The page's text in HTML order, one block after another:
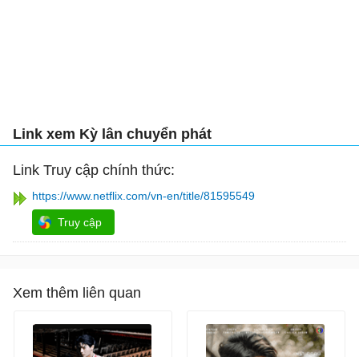
Link xem Kỳ lân chuyển phát
Link Truy cập chính thức:
https://www.netflix.com/vn-en/title/81595549
Truy cập
Xem thêm liên quan